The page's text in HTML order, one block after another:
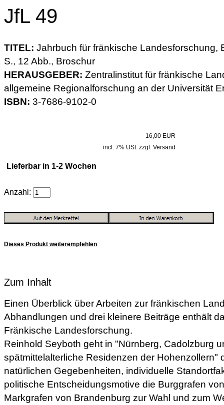
JfL 49
TITEL: Jahrbuch für fränkische Landesforschung,
S., 12 Abb., Broschur
HERAUSGEBER: Zentralinstitut für fränkische
allgemeine Regionalforschung an der Universität
ISBN: 3-7686-9102-0
16,00 EUR
incl. 7% USt. zzgl. Versand
Lieferbar in 1-2 Wochen
Anzahl:
Dieses Produkt weiterempfehlen
Zum Inhalt
Einen Überblick über Arbeiten zur fränkischen
Abhandlungen und drei kleinere Beiträge enthält
Fränkische Landesforschung.
Reinhold Seyboth geht in "Nürnberg, Cadolzburg
spätmittelalterliche Residenzen der Hohenzollern"
natürlichen Gegebenheiten, individuelle
politische Entscheidungsmotive die Burggrafen
Markgrafen von Brandenburg zur Wahl und zum